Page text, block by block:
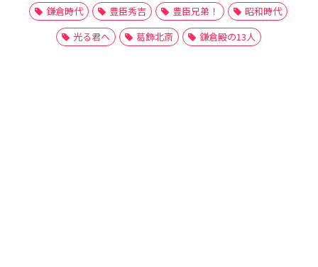
鎌倉時代
豊臣秀吉 豊臣兄弟！
昭和時代
光る君へ
葛飾北斎 鎌倉殿の13人